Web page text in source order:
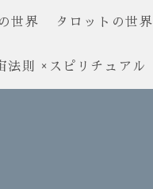
世界 タロットの世界
法則 ×スピリチュアル